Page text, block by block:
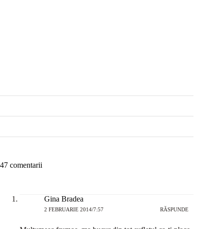
47 comentarii
Gina Bradea
2 FEBRUARIE 2014/7:57 RĂSPUNDE